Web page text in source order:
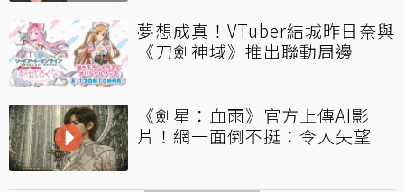
夢想成真！VTuber結城昨日奈與
《刀劍神域》推出聯動周邊
《劍星：血雨》官方上傳AI影
片！網一面倒不挺：令人失望